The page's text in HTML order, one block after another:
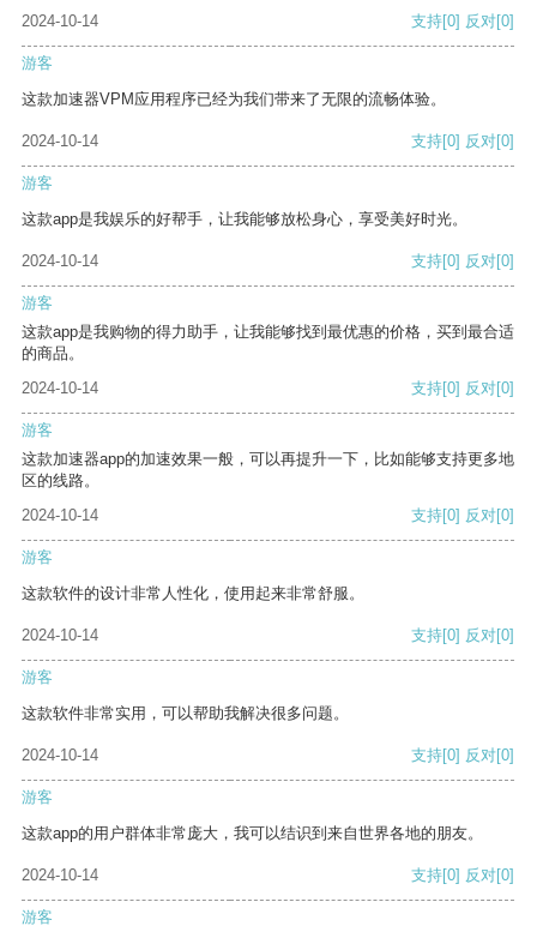
2024-10-14 支持[0] 反对[0]
游客
这款加速器VPM应用程序已经为我们带来了无限的流畅体验。
2024-10-14 支持[0] 反对[0]
游客
这款app是我娱乐的好帮手，让我能够放松身心，享受美好时光。
2024-10-14 支持[0] 反对[0]
游客
这款app是我购物的得力助手，让我能够找到最优惠的价格，买到最合适
的商品。
2024-10-14
支持[0] 反对[0]
游客
这款加速器app的加速效果一般，可以再提升一下，比如能够支持更多地
区的线路。
2024-10-14
支持[0] 反对[0]
游客
这款软件的设计非常人性化，使用起来非常舒服。
2024-10-14 支持[0] 反对[0]
游客
这款软件非常实用，可以帮助我解决很多问题。
2024-10-14 支持[0] 反对[0]
游客
这款app的用户群体非常庞大，我可以结识到来自世界各地的朋友。
2024-10-14 支持[0] 反对[0]
游客